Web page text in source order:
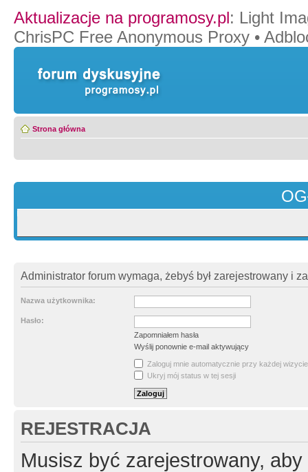
Aktualizacje na programosy.pl: Light
ChrisPC Free Anonymous Proxy •
Strona główna
Administrator forum wymaga, żebyś był zarejestrowany i
Nazwa użytkownika:
Hasło:
Zapomniałem hasła
Wyślij ponownie e-mail aktywujący
Zaloguj mnie automatycznie przy każdej wizycie
Ukryj mój status w tej sesji
REJESTRACJA
Musisz być zarejestrowany,